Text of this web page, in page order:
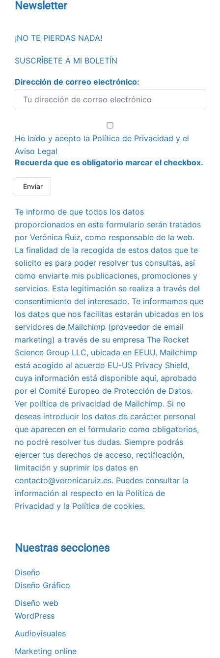
Newsletter
¡NO TE PIERDAS NADA!
SUSCRÍBETE A MI BOLETÍN
Dirección de correo electrónico:
He leído y acepto la Política de Privacidad y el
Aviso Legal
Recuerda que es obligatorio marcar el checkbox.
Te informo de que todos los datos
proporcionados en este formulario serán tratados
por Verónica Ruiz, como responsable de la web.
La finalidad de la recogida de estos datos que te
solicito es para poder resolver tus consultas, así
como enviarte mis publicaciones, promociones y
servicios. Esta legitimación se realiza a través del
consentimiento del interesado. Te informamos que
los datos que nos facilitas estarán ubicados en los
servidores de Mailchimp (proveedor de email
marketing) a través de su empresa The Rocket
Science Group LLC, ubicada en EEUU. Mailchimp
está acogido al acuerdo EU-US Privacy Shield,
cuya información está disponible aquí, aprobado
por el Comité Europeo de Protección de Datos.
Ver política de privacidad de Mailchimp. Si no
deseas introducir los datos de carácter personal
que aparecen en el formulario como obligatorios,
no podré resolver tus dudas. Siempre podrás
ejercer tus derechos de acceso, rectificación,
limitación y suprimir los datos en
contacto@veronicaruiz.es. Puedes consultar la
información al respecto en la Política de
Privacidad y la Política de cookies.
Nuestras secciones
Diseño
Diseño Gráfico
Diseño web
WordPress
Audiovisuales
Marketing online